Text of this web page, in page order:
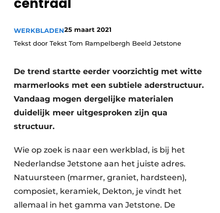
Privacy / Cookie statement
WERKBLADEN25 maart 2021
Tekst door Tekst Tom Rampelbergh Beeld Jetstone
De trend startte eerder voorzichtig met witte
marmerlooks met een subtiele aderstructuur.
Vandaag mogen dergelijke materialen
duidelijk meer uitgesproken zijn qua
structuur.
Wie op zoek is naar een werkblad, is bij het
Nederlandse Jetstone aan het juiste adres.
Natuursteen (marmer, graniet, hardsteen),
composiet, keramiek, Dekton, je vindt het
allemaal in het gamma van Jetstone. De